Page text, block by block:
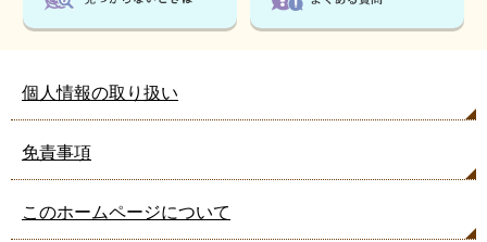
個人情報の取り扱い
免責事項
このホームページについて